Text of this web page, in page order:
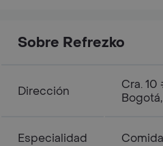
Sobre Refrezko
Dirección
Cra. 10
Especialidad